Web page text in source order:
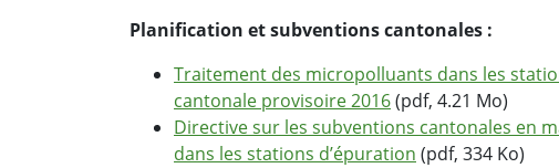
Planification et subventions cantonales :
Traitement des micropolluants dans les
cantonale provisoire 2016(pdf, 4.21 Mo)
Directive sur les subventions cantonales en
dans les stations d’épuration (pdf, 334 Ko)